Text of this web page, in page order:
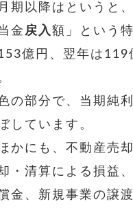
期以降はというと
金 戻入額」という
億円、翌年は119
の部分で、当期純
しています。
かにも、不動産売
・清算による損益
金、新規事業の譲